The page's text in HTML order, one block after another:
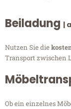
Beiladung |
Nutzen Sie die
Transport zwischen
Ob ein einzelnes